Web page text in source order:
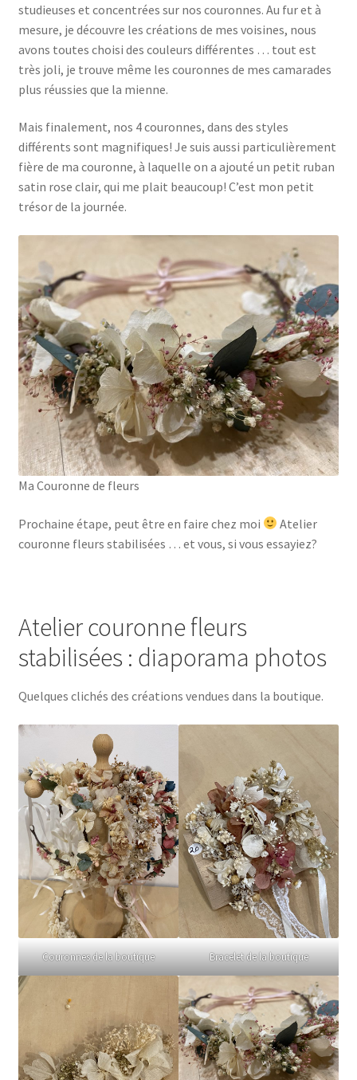
studieuses et concentrées sur nos couronnes. Au fur et à
mesure, je découvre les créations de mes voisines, nous
avons toutes choisi des couleurs différentes … tout est
très joli, je trouve même les couronnes de mes camarades
plus réussies que la mienne.
Mais finalement, nos 4 couronnes, dans des styles
différents sont magnifiques! Je suis aussi particulièrement
fière de ma couronne, à laquelle on a ajouté un petit ruban
satin rose clair, qui me plait beaucoup! C’est mon petit
trésor de la journée.
Ma Couronne de fleurs
Prochaine étape, peut être en faire chez moi
Atelier
couronne fleurs stabilisées … et vous, si vous essayiez?
Atelier couronne fleurs
stabilisées : diaporama photos
Quelques clichés des créations vendues dans la boutique.
Couronnes de la boutique Bracelet de la boutique